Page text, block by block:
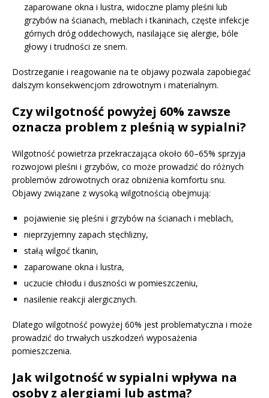
zaparowane okna i lustra, widoczne plamy pleśni lub
grzybów na ścianach, meblach i tkaninach, częste infekcje
górnych dróg oddechowych, nasilające się alergie, bóle
głowy i trudności ze snem.
Dostrzeganie i reagowanie na te objawy pozwala zapobiegać
dalszym konsekwencjom zdrowotnym i materialnym.
Czy wilgotność powyżej 60% zawsze
oznacza problem z pleśnią w sypialni?
Wilgotność powietrza przekraczająca około 60–65% sprzyja
rozwojowi pleśni i grzybów, co może prowadzić do różnych
problemów zdrowotnych oraz obniżenia komfortu snu.
Objawy związane z wysoką wilgotnością obejmują:
pojawienie się pleśni i grzybów na ścianach i meblach,
nieprzyjemny zapach stęchlizny,
stałą wilgoć tkanin,
zaparowane okna i lustra,
uczucie chłodu i duszności w pomieszczeniu,
nasilenie reakcji alergicznych.
Dlatego wilgotność powyżej 60% jest problematyczna i może
prowadzić do trwałych uszkodzeń wyposażenia
pomieszczenia.
Jak wilgotność w sypialni wpływa na
osoby z alergiami lub astmą?